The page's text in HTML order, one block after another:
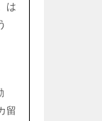
は
留